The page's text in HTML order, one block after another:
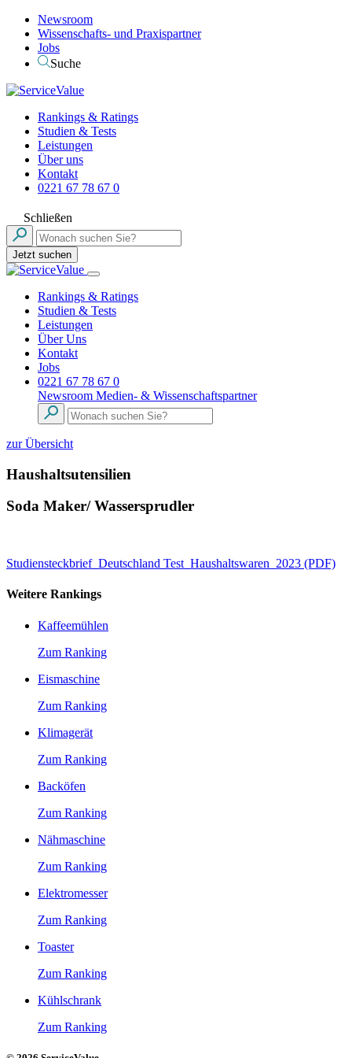
Newsroom
Wissenschafts- und Praxispartner
Jobs
Suche
Rankings & Ratings
Studien & Tests
Leistungen
Über uns
Kontakt
0221 67 78 67 0
Schließen
Jetzt suchen
Rankings & Ratings
Studien & Tests
Leistungen
Über Uns
Kontakt
Jobs
0221 67 78 67 0
Newsroom Medien- & Wissenschaftspartner
zur Übersicht
Haushaltsutensilien
Soda Maker/ Wassersprudler
Studiensteckbrief_Deutschland Test_Haushaltswaren_2023 (PDF)
Weitere Rankings
Kaffeemühlen
Zum Ranking
Eismaschine
Zum Ranking
Klimagerät
Zum Ranking
Backöfen
Zum Ranking
Nähmaschine
Zum Ranking
Elektromesser
Zum Ranking
Toaster
Zum Ranking
Kühlschrank
Zum Ranking